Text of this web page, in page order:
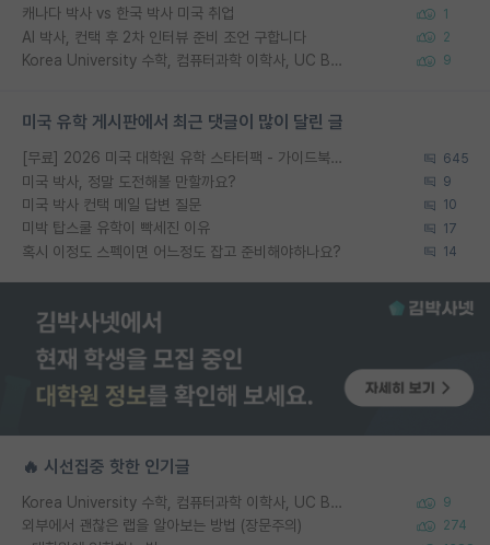
캐나다 박사 vs 한국 박사 미국 취업 1
AI 박사, 컨택 후 2차 인터뷰 준비 조언 구합니다 2
Korea University 수학, 컴퓨터과학 이학사, UC Berkeley 산업공학 대학원 공학박사가 되는 것은 쉽지 않겠죠? 9
미국 유학 게시판에서 최근 댓글이 많이 달린 글
[무료] 2026 미국 대학원 유학 스타터팩 - 가이드북 & 합격자 컨택메일 템플릿 645
미국 박사, 정말 도전해볼 만할까요? 9
미국 박사 컨택 메일 답변 질문 10
미박 탑스쿨 유학이 빡세진 이유 17
혹시 이정도 스펙이면 어느정도 잡고 준비해야하나요? 14
🔥 시선집중 핫한 인기글
Korea University 수학, 컴퓨터과학 이학사, UC Berkeley 산업공학 대학원 공학박사가 되는 것은 쉽지 않겠죠? 9
외부에서 괜찮은 랩을 알아보는 방법 (장문주의) 274